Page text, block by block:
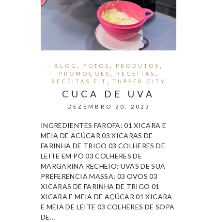
BLOG FOTOS PRODUTOS
PROMOÇÕES
RECEITAS
RECEITAS FIT
TUPPER CITY
CUCA DE UVA
DEZEMBRO 20, 2023
INGREDIENTES FAROFA: 01 XICARA E
MEIA DE ACÚCAR 03 XICARAS DE
FARINHA DE TRIGO 03 COLHERES DE
LEITE EM PÓ 03 COLHERES DE
MARGARINA RECHEIO: UVAS DE SUA
PREFERENCIA MASSA: 03 OVOS 03
XICARAS DE FARINHA DE TRIGO 01
XICARA E MEIA DE AÇÚCAR 01 XICARA
E MEIA DE LEITE 03 COLHERES DE SOPA
DE…